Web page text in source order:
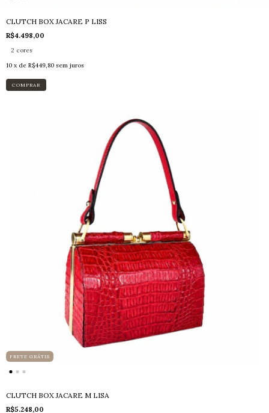
CLUTCH BOX JACARE P LISS
R$4.498,00
2 cores
10 x de R$449,80 sem juros
COMPRAR
FRETE GRÁTIS
CLUTCH BOX JACARE M LISA
R$5.248,00